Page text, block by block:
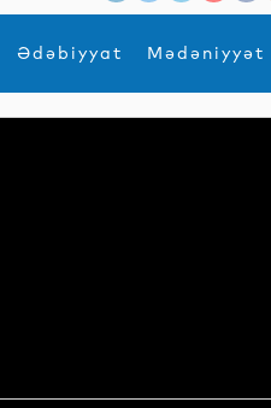
Ədəbiyyat Mədəniyyət